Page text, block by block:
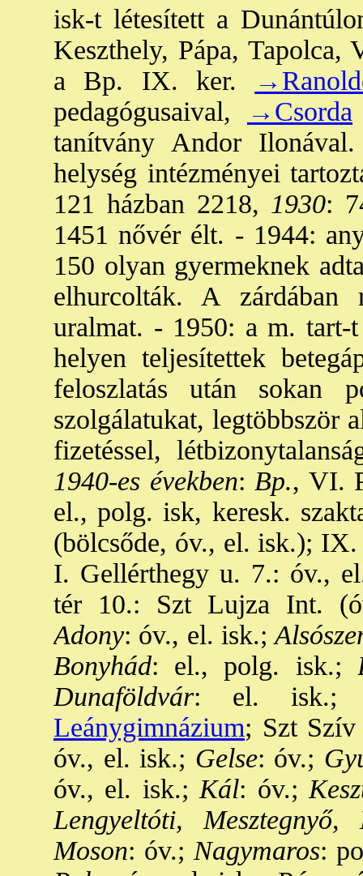
isk-t létesített a
Keszthely, Pápa, Tapolca,
a Bp. IX. ker.
pedagógusaival,
→Csorda
tanítvány Andor
helység intézményei
121 házban 2218, 1930:
1451 nővér élt. - 1944:
150 olyan gyermeknek
elhurcolták. A
uralmat. - 1950: a m. tart-
helyen teljesítettek
feloszlatás után sokan
szolgálatukat, legtöbbször
fizetéssel,
1940-es években: Bp., VI.
el., polg. isk, keresk.
(bölcsőde, óv., el. isk.);
I. Gellérthegy u. 7.: óv.,
tér 10.: Szt Lujza Int.
Adony: óv., el. isk.;
Bonyhád: el., polg. isk.;
Dunaföldvár: el. isk.;
Leánygimnázium; Szt
óv., el. isk.; Gelse: óv.;
óv., el. isk.; Kál: óv.;
Lengyeltóti,
Moson: óv.; Nagymaros: